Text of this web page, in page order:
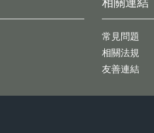
常見問題
相關法規
友善連結